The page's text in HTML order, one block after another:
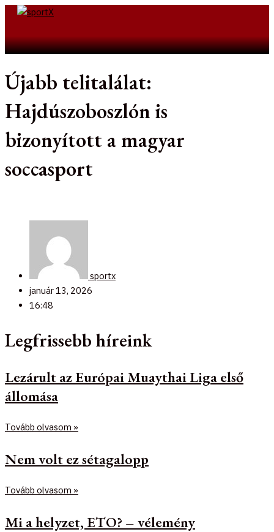
Skip
Újabb telitalálat:
Hajdúszoboszlón is
bizonyított a magyar
soccasport
sportx
január 13, 2026
16:48
Legfrissebb híreink
Lezárult az Európai Muaythai Liga első
állomása
Tovább olvasom »
Nem volt ez sétagalopp
Tovább olvasom »
Mi a helyzet, ETO? – vélemény